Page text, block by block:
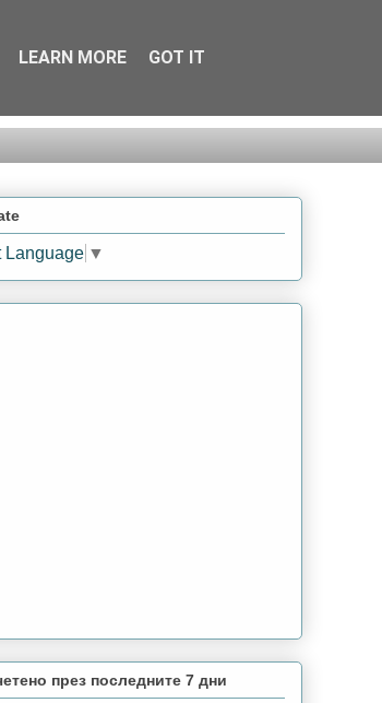
Language ▼
през последните 7 дни
LEARN MORE GOT IT